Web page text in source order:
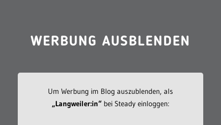
WERBUNG AUSBLENDEN
Um Werbung im Blog auszublenden, als
„Langweiler:in“bei Steady einloggen: